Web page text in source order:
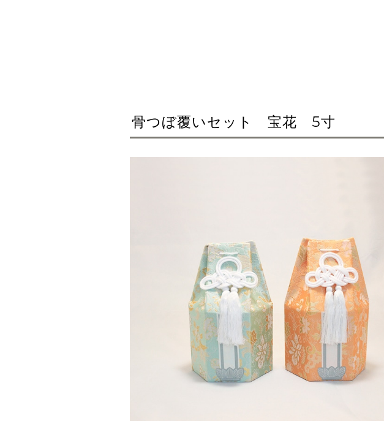
骨つぼ覆いセット 宝花 5寸